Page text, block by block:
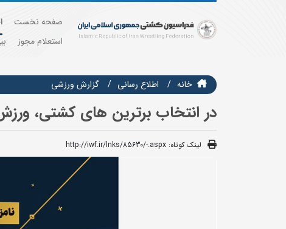
صفحه نخست
استعلام مجوز
خانه اطلاع رسانی گزارش ورزشی
در انتخاب برترین های کشتی، ورزش سال 1404 ایران
لینک کوتاه: http://iwf.ir/lnks/85630/-.aspx